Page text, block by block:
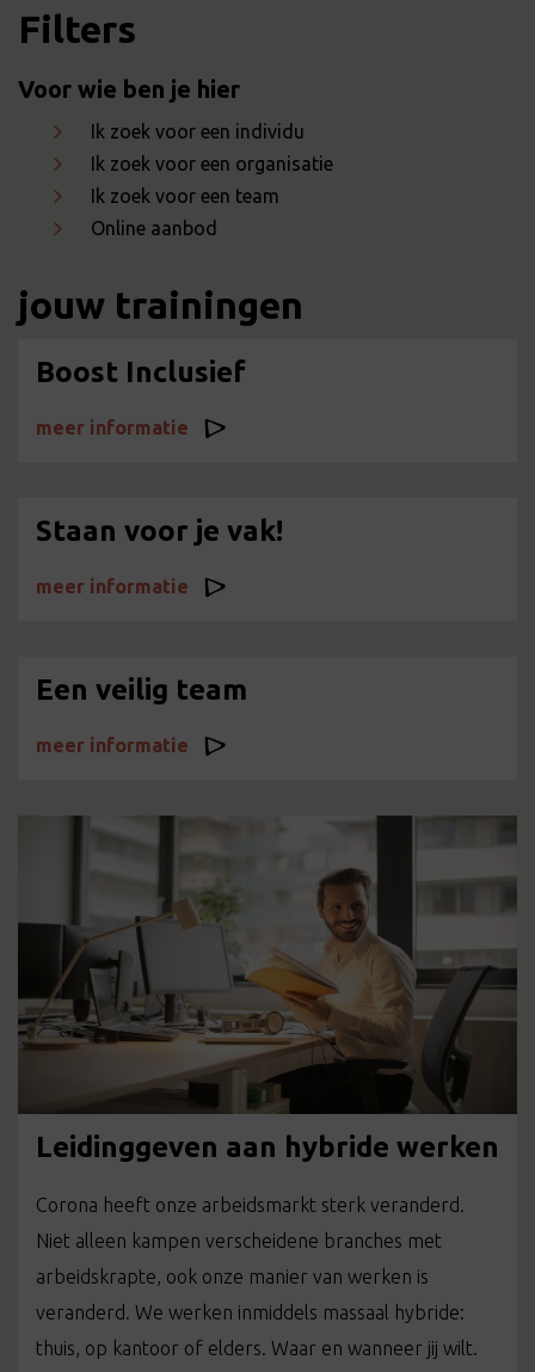
Filters
Voor wie ben je hier
Ik zoek voor een individu
Ik zoek voor een organisatie
Ik zoek voor een team
Online aanbod
jouw trainingen
Boost Inclusief
meer informatie
Staan voor je vak!
meer informatie
Een veilig team
meer informatie
Leidinggeven aan hybride werken
Corona heeft onze arbeidsmarkt sterk veranderd.
Niet alleen kampen verscheidene branches met
arbeidskrapte, ook onze manier van werken is
veranderd. We werken inmiddels massaal hybride:
thuis, op kantoor of elders. Waar en wanneer jij wilt.